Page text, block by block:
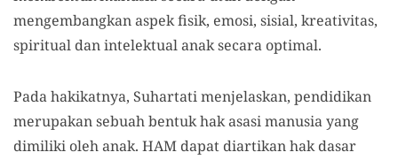
mengembangkan aspek fisik, emosi, sisial, kreativitas,
spiritual dan intelektual anak secara optimal.
Pada hakikatnya, Suhartati menjelaskan, pendidikan
merupakan sebuah bentuk hak asasi manusia yang
dimiliki oleh anak. HAM dapat diartikan hak dasar